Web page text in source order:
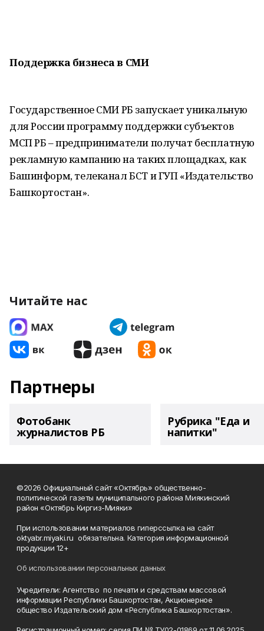
Поддержка бизнеса в СМИ
Государственное СМИ РБ запускает уникальную
для России программу поддержки субъектов
МСП РБ – предприниматели получат бесплатную
рекламную кампанию на таких площадках, как
Башинформ, телеканал БСТ и ГУП «Издательство
Башкортостан».
Читайте нас
Партнеры
Фотобанк
журналистов РБ
Рубрика "Еда и
напитки"
©2026 Официальный сайт «Октябрь» общественно-
политической газеты муниципального района Миякинский
район «Октябрь Киргиз-Мияки»
При использовании материалов гиперссылка на сайт
oktyabr.miyaki.ru обязательна. Категория информационной
продукции 12+
Об использовании персональных данных
Учредители: Агентство по печати и средствам массовой
информации Республики Башкортостан, Акционерное
общество Издательский дом «Республика Башкортостан».